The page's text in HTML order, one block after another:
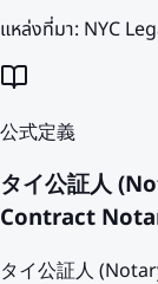
แหล่งที่มา: NYC
公式定義
タイ公証人
Contract
タイ公証人